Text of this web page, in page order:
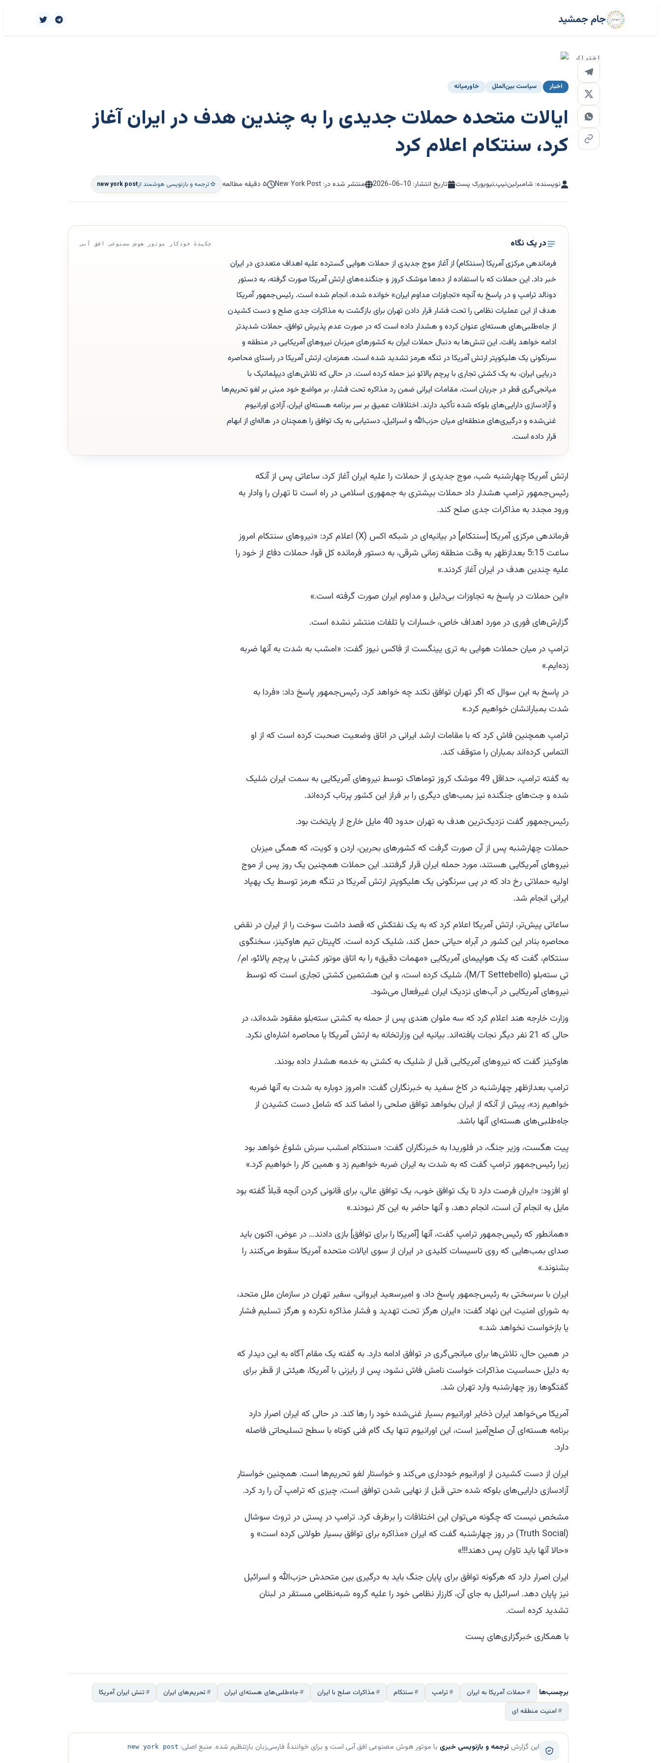
جام جمشید
اشتراک
اخبار سیاست بین‌الملل خاورمیانه
ایالات متحده حملات جدیدی را به چندین هدف در ایران آغاز
کرد، سنتکام اعلام کرد
نویسنده: شامبرلین‌نیپ,نیویورک پست تاریخ انتشار: 2026-06-10 منتشر شده در: New York Post ۵ دقیقه مطالعه ترجمه و بازنویسی هوشمند ازnew york post
در یک نگاه چکیدهٔ خودکار موتور هوش مصنوعی افق آبی
فرماندهی مرکزی آمریکا (سنتکام) از آغاز موج جدیدی از حملات هوایی گسترده علیه اهداف متعددی در ایران
خبر داد. این حملات که با استفاده از ده‌ها موشک کروز و جنگنده‌های ارتش آمریکا صورت گرفته، به دستور
دونالد ترامپ و در پاسخ به آنچه «تجاوزات مداوم ایران» خوانده شده، انجام شده است. رئیس‌جمهور آمریکا
هدف از این عملیات نظامی را تحت فشار قرار دادن تهران برای بازگشت به مذاکرات جدی صلح و دست کشیدن
از جاه‌طلبی‌های هسته‌ای عنوان کرده و هشدار داده است که در صورت عدم پذیرش توافق، حملات شدیدتر
ادامه خواهد یافت. این تنش‌ها به دنبال حملات ایران به کشورهای میزبان نیروهای آمریکایی در منطقه و
سرنگونی یک هلیکوپتر ارتش آمریکا در تنگه هرمز تشدید شده است. همزمان، ارتش آمریکا در راستای محاصره
دریایی ایران، به یک کشتی تجاری با پرچم پالائو نیز حمله کرده است. در حالی که تلاش‌های دیپلماتیک با
میانجی‌گری قطر در جریان است، مقامات ایرانی ضمن رد مذاکره تحت فشار، بر مواضع خود مبنی بر لغو تحریم‌ها
و آزادسازی دارایی‌های بلوکه شده تأکید دارند. اختلافات عمیق بر سر برنامه هسته‌ای ایران، آزادی اورانیوم
غنی‌شده و درگیری‌های منطقه‌ای میان حزب‌الله و اسرائیل، دستیابی به یک توافق را همچنان در هاله‌ای از ابهام
قرار داده است.
ارتش آمریکا چهارشنبه شب، موج جدیدی از حملات را علیه ایران آغاز کرد، ساعاتی پس از آنکه
رئیس‌جمهور ترامپ هشدار داد حملات بیشتری به جمهوری اسلامی در راه است تا تهران را وادار به
ورود مجدد به مذاکرات جدی صلح کند.
فرماندهی مرکزی آمریکا [سنتکام] در بیانیه‌ای در شبکه اکس (X) اعلام کرد: «نیروهای سنتکام امروز
ساعت 5:15 بعدازظهر به وقت منطقه زمانی شرقی، به دستور فرمانده کل قوا، حملات دفاع از خود را
علیه چندین هدف در ایران آغاز کردند.»
«این حملات در پاسخ به تجاوزات بی‌دلیل و مداوم ایران صورت گرفته است.»
گزارش‌های فوری در مورد اهداف خاص، خسارات یا تلفات منتشر نشده است.
ترامپ در میان حملات هوایی به تری یینگست از فاکس نیوز گفت: «امشب به شدت به آنها ضربه
زده‌ایم.»
در پاسخ به این سوال که اگر تهران توافق نکند چه خواهد کرد، رئیس‌جمهور پاسخ داد: «فردا به
شدت بمبارانشان خواهیم کرد.»
ترامپ همچنین فاش کرد که با مقامات ارشد ایرانی در اتاق وضعیت صحبت کرده است که از او
التماس کرده‌اند بمباران را متوقف کند.
به گفته ترامپ، حداقل 49 موشک کروز توماهاک توسط نیروهای آمریکایی به سمت ایران شلیک
شده و جت‌های جنگنده نیز بمب‌های دیگری را بر فراز این کشور پرتاب کرده‌اند.
رئیس‌جمهور گفت نزدیک‌ترین هدف به تهران حدود 40 مایل خارج از پایتخت بود.
حملات چهارشنبه پس از آن صورت گرفت که کشورهای بحرین، اردن و کویت، که همگی میزبان
نیروهای آمریکایی هستند، مورد حمله ایران قرار گرفتند. این حملات همچنین یک روز پس از موج
اولیه حملاتی رخ داد که در پی سرنگونی یک هلیکوپتر ارتش آمریکا در تنگه هرمز توسط یک پهپاد
ایرانی انجام شد.
ساعاتی پیش‌تر، ارتش آمریکا اعلام کرد که به یک نفتکش که قصد داشت سوخت را از ایران در نقض
محاصره بنادر این کشور در آبراه حیاتی حمل کند، شلیک کرده است. کاپیتان تیم هاوکینز، سخنگوی
سنتکام، گفت که یک هواپیمای آمریکایی «مهمات دقیق» را به اتاق موتور کشتی با پرچم پالائو، ام/
تی سته‌بلو (M/T Settebello)، شلیک کرده است، و این هشتمین کشتی تجاری است که توسط
نیروهای آمریکایی در آب‌های نزدیک ایران غیرفعال می‌شود.
وزارت خارجه هند اعلام کرد که سه ملوان هندی پس از حمله به کشتی سته‌بلو مفقود شده‌اند، در
حالی که 21 نفر دیگر نجات یافته‌اند. بیانیه این وزارتخانه به ارتش آمریکا یا محاصره اشاره‌ای نکرد.
هاوکینز گفت که نیروهای آمریکایی قبل از شلیک به کشتی به خدمه هشدار داده بودند.
ترامپ بعدازظهر چهارشنبه در کاخ سفید به خبرنگاران گفت: «امروز دوباره به شدت به آنها ضربه
خواهیم زد»، پیش از آنکه از ایران بخواهد توافق صلحی را امضا کند که شامل دست کشیدن از
جاه‌طلبی‌های هسته‌ای آنها باشد.
پیت هگست، وزیر جنگ، در فلوریدا به خبرنگاران گفت: «سنتکام امشب سرش شلوغ خواهد بود
زیرا رئیس‌جمهور ترامپ گفت که به شدت به ایران ضربه خواهیم زد و همین کار را خواهیم کرد.»
او افزود: «ایران فرصت دارد تا یک توافق خوب، یک توافق عالی، برای قانونی کردن آنچه قبلاً گفته بود
مایل به انجام آن است، انجام دهد، و آنها حاضر به این کار نبودند.»
«همانطور که رئیس‌جمهور ترامپ گفت، آنها [آمریکا را برای توافق] بازی دادند... در عوض، اکنون باید
صدای بمب‌هایی که روی تاسیسات کلیدی در ایران از سوی ایالات متحده آمریکا سقوط می‌کنند را
بشنوند.»
ایران با سرسختی به رئیس‌جمهور پاسخ داد، و امیرسعید ایروانی، سفیر تهران در سازمان ملل متحد،
به شورای امنیت این نهاد گفت: «ایران هرگز تحت تهدید و فشار مذاکره نکرده و هرگز تسلیم فشار
یا بازخواست نخواهد شد.»
در همین حال، تلاش‌ها برای میانجی‌گری در توافق ادامه دارد. به گفته یک مقام آگاه به این دیدار که
به دلیل حساسیت مذاکرات خواست نامش فاش نشود، پس از رایزنی با آمریکا، هیئتی از قطر برای
گفتگوها روز چهارشنبه وارد تهران شد.
آمریکا می‌خواهد ایران ذخایر اورانیوم بسیار غنی‌شده خود را رها کند. در حالی که ایران اصرار دارد
برنامه هسته‌ای آن صلح‌آمیز است، این اورانیوم تنها یک گام فنی کوتاه با سطح تسلیحاتی فاصله
دارد.
ایران از دست کشیدن از اورانیوم خودداری می‌کند و خواستار لغو تحریم‌ها است. همچنین خواستار
آزادسازی دارایی‌های بلوکه شده حتی قبل از نهایی شدن توافق است، چیزی که ترامپ آن را رد کرد.
مشخص نیست که چگونه می‌توان این اختلافات را برطرف کرد. ترامپ در پستی در تروث سوشال
(Truth Social) در روز چهارشنبه گفت که ایران «مذاکره برای توافق بسیار طولانی کرده است» و
«حالا آنها باید تاوان پس دهند!!!»
ایران اصرار دارد که هرگونه توافق برای پایان جنگ باید به درگیری بین متحدش حزب‌الله و اسرائیل
نیز پایان دهد. اسرائیل به جای آن، کارزار نظامی خود را علیه گروه شبه‌نظامی مستقر در لبنان
تشدید کرده است.
با همکاری خبرگزاری‌های پست
برچسب‌ها حملات آمریکا به ایران ترامپ سنتکام مذاکرات صلح با ایران جاه‌طلبی‌های هسته‌ای ایران تحریم‌های ایران
تنش ایران آمریکا
امنیت منطقه ای
این گزارش ترجمه و بازنویسی خبری با موتور هوش مصنوعی افق آبی است و برای خوانندهٔ فارسی‌زبان بازتنظیم شده. منبع اصلی: new york post